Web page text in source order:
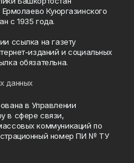
Куюргазинского
с 1935 года.
ссылка на газету
изданий и социальных
обязательна.
данных
в Управлении
в сфере связи,
коммуникаций по
номер ПИ № ТУ